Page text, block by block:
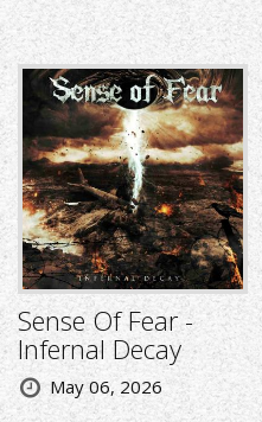
Sense Of Fear -
Infernal Decay
May 06, 2026